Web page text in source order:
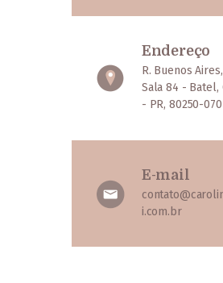
Endereço
R. Buenos
Sala 84 - Batel,
- PR, 80250-070
E-mail
i.com.br